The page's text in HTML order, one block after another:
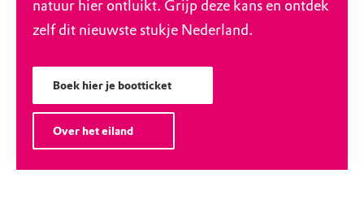
natuur hier ontluikt. Grijp deze kans en ontdek
zelf dit nieuwste stukje Nederland.
Boek hier je bootticket
Over het eiland